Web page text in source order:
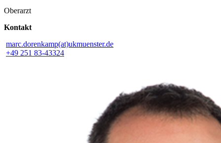
Oberarzt
Kontakt
marc.dorenkamp(at)ukmuenster.de
+49 251 83-43324